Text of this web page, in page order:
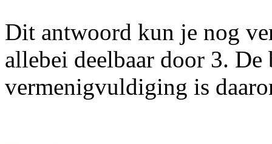
Dit antwoord kun je nog
allebei deelbaar door 3.
vermenigvuldiging is